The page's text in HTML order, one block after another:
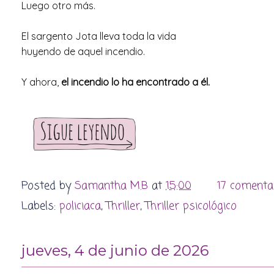
Luego otro más.
El sargento Jota lleva toda la vida
huyendo de aquel incendio.
Y ahora, el incendio lo ha encontrado a él.
Posted bySamantha M.B at 15:00
17
Labels: policiaca,Thriller,Thriller psicológico
jueves, 4 de junio de 2026